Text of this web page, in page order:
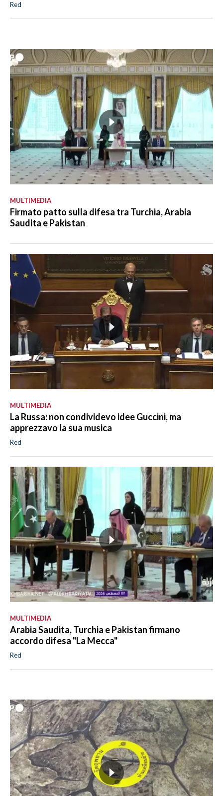
Red
MULTIMEDIA
Firmato patto sulla difesa tra Turchia, Arabia
Saudita e Pakistan
MULTIMEDIA
La Russa: non condividevo idee Guccini, ma
apprezzavo la sua musica
Red
MULTIMEDIA
Arabia Saudita, Turchia e Pakistan firmano
accordo difesa "La Mecca"
Red